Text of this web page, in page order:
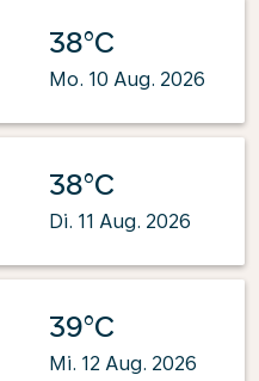
38°C
Mo. 10 Aug. 2026
38°C
Di. 11 Aug. 2026
39°C
Mi. 12 Aug. 2026